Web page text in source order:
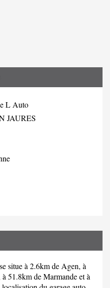
L Auto
JAURES
situe à 2.6km de Agen, à
51.8km de Marmande et à